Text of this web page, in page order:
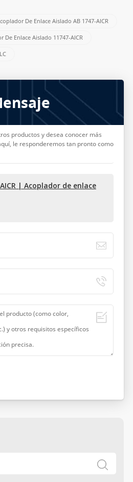
De Enlace Aislado AB 1747-AICR
De Enlace Aislado 11747-AICR
productos y desea conocer más
le responderemos tan pronto como
| Acoplador de enlace